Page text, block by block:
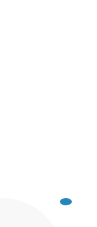
Excl.